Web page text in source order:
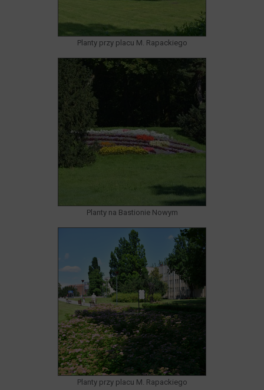
Planty przy placu M. Rapackiego
Planty na Bastionie Nowym
Planty przy placu M. Rapackiego